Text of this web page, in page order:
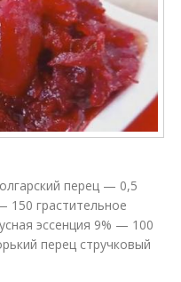
перец — 0,5
150 грастительное
эссенция 9% — 100
перец стручковый